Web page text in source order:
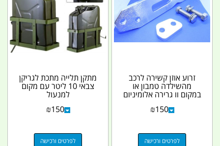
זרוע אוזן קשירה לרכב
מהשילדה טמבון או
במקום וו גרירה אלומיניום
לא מיועד לחילוץ...
₪150
לפרטים ורכישה
מתקן תלייה מתכת לגריקן
צבאי 10 ליטר עם מקום
למנעול
₪150
לפרטים ורכישה